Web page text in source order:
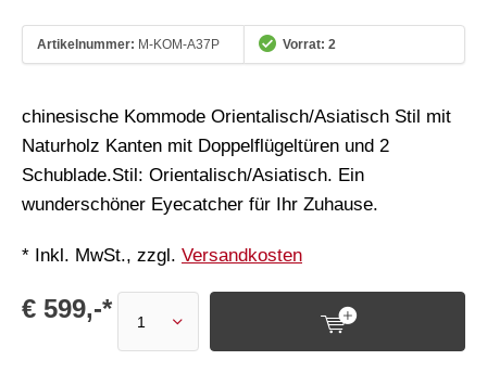
Artikelnummer: M-KOM-A37P Vorrat: 2
chinesische Kommode Orientalisch/Asiatisch Stil mit
Naturholz Kanten mit Doppelflügeltüren und 2
Schublade.Stil: Orientalisch/Asiatisch. Ein
wunderschöner Eyecatcher für Ihr Zuhause.
* Inkl. MwSt., zzgl. Versandkosten
€ 599,-*